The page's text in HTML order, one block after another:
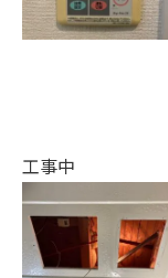
工事中